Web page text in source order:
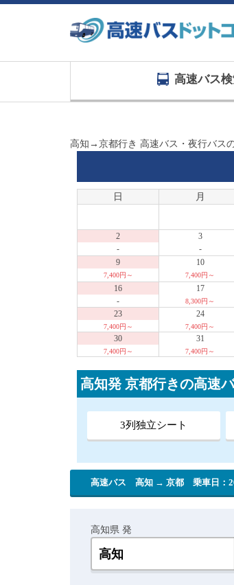
高速バス
高知→京都行き 高速バス・夜行バス
日 月
2
-
3
-
9
7,400円～
10
7,400円～
16
-
17
8,300円～
23
7,400円～
24
7,400円～
30
7,400円～
31
7,400円～
高知発 京都行きの高速
3列独立シート
高速バス 高知 → 京都 乗車日：
高知県 発